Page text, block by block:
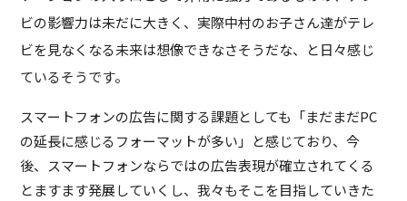
ビの影響力は未だに大きく、実際中村のお子さん達がテレ
ビを見なくなる未来は想像できなさそうだな、と日々感じ
ているそうです。
スマートフォンの広告に関する課題としても「まだまだPC
の延長に感じるフォーマットが多い」と感じており、今
後、スマートフォンならではの広告表現が確立されてくる
とますます発展していくし、我々もそこを目指していきた